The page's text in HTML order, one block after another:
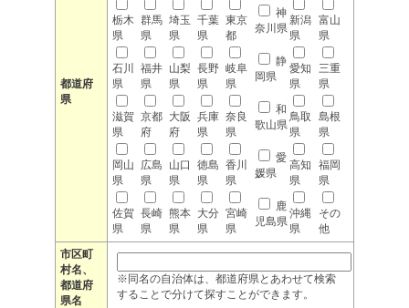
都道府
県
栃木
県
群馬
県
埼玉
県
千葉
県
東京
都
神
奈川県
新潟
県
富山
県
石川
県
福井
県
山梨
県
長野
県
岐阜
県
静
岡県
愛知
県
三重
県
滋賀
県
京都
府
大阪
府
兵庫
県
奈良
県
和
歌山県
鳥取
県
島根
県
岡山
県
広島
県
山口
県
徳島
県
香川
県
愛
媛県
高知
県
福岡
県
佐賀
県
長崎
県
熊本
県
大分
県
宮崎
県
鹿
児島県
沖縄
県
その
他
市区町
村名、
都道府
県名
※同名の自治体は、都道府県とあわせて検索
することで分けて探すことができます。